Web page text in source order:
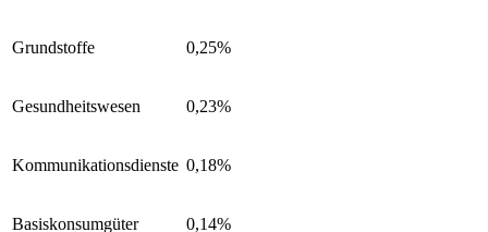
Grundstoffe 0,25%
Gesundheitswesen 0,23%
Kommunikationsdienste 0,18%
Basiskonsumgüter 0,14%